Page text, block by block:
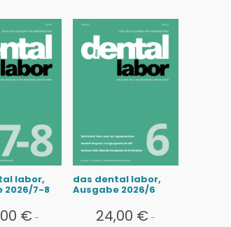
labor,
2026/7-8
€-
das dental labor,
Ausgabe 2026/6
24,00 €-